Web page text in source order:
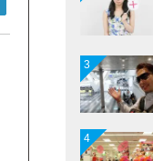
3
4